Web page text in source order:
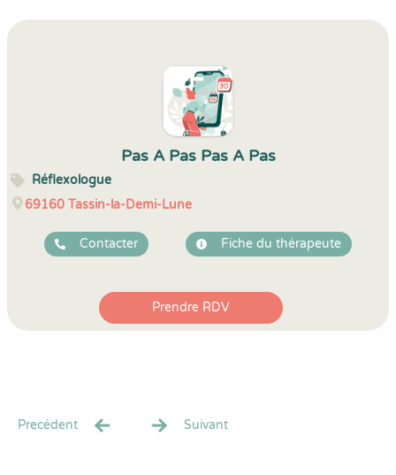
Pas A Pas Pas A Pas
Réflexologue
69160 Tassin-la-Demi-Lune
Contacter Fiche du thérapeute
Prendre RDV
Precédent Suivant